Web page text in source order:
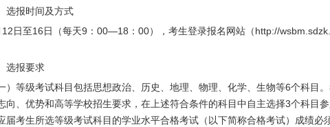
报时间及方式
至16日（每天9：00—18：00），考生登录报名网站（http://
报要求
等级考试科目包括思想政治、历史、地理、物理、化学、生物等6个科目
向、优势和高等学校招生要求，在上述符合条件的科目中自主选择3个科目
届考生所选等级考试科目的学业水平合格考试（以下简称合格考试）成绩必